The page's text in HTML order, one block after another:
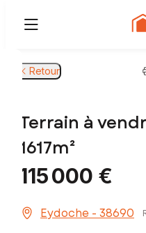
Retour
Terrain à
1617m²
115 000 €
Eydoche - 38690